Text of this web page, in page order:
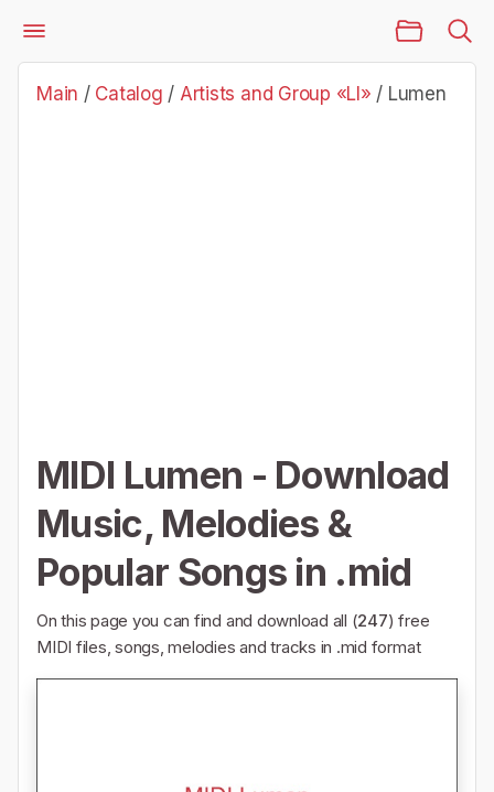
Catalog
Artists and Group «Ll»
Lumen
Main / Catalog / Artists and Group «Ll» / Lumen
MIDI Lumen - Download
Music, Melodies &
Popular Songs in .mid
On this page you can find and download all (247) free
MIDI files, songs, melodies and tracks in .mid format